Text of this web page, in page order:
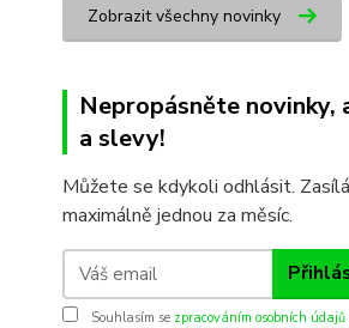
Zobrazit všechny novinky
Nepropásněte novinky,
a slevy!
Můžete se kdykoli odhlásit.
maximálně jednou za měsíc.
Souhlasím se zpracováním osobních údajů